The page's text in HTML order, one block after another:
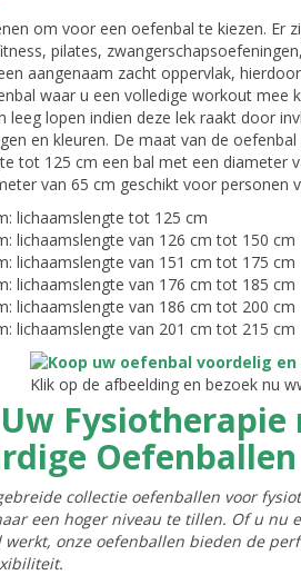
om voor een oefenbal te kiezen. Er
pilates,
aangenaam zacht oppervlak,
waar u een volledige workout
leeg lopen indien deze lek raakt door
en kleuren. De maat van de
tot 125 cm een bal met een diameter
van 65 cm geschikt voor personen
lichaamslengte tot 125 cm
lichaamslengte van 126 cm tot 150 cm
lichaamslengte van 151 cm tot 175 cm
lichaamslengte van 176 cm tot 185 cm
lichaamslengte van 186 cm tot 200 cm
lichaamslengte van 201 cm tot 215 cm
Klik op de afbeelding en bezoek nu
Fysiotherapie
Oefenballen
collectie oefenballen voor
een hoger niveau te tillen. Of u
onze oefenballen bieden de